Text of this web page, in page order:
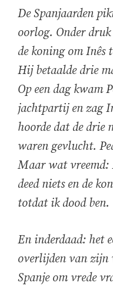
De Spanjaarden
oorlog. Onder
de koning om Inês
Hij betaalde drie
Op een dag kwam
jachtpartij en zag
hoorde dat de drie
waren gevlucht.
Maar wat vreemd:
deed niets en de
totdat ik dood ben.
En inderdaad: het
overlijden van zijn
Spanje om vrede